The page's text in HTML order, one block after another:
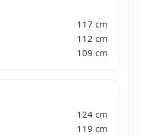
117 cm
112 cm
109 cm
124 cm
119 cm